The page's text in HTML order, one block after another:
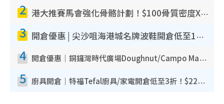
2 港大推賽馬會強化骨骼計劃！$100骨質密度X光檢查 完成免費運動訓練送超市禮券！附參加資格
3 開倉優惠 | 尖沙咀海港城名牌波鞋開倉低至1折！On鞋$899起／Joy&Peace鞋履$98起
4 開倉優惠｜銅鑼灣時代廣場Doughnut/Campo Marzio開倉低至1折！背囊、書包、手袋劈價$200起
5 廚具開倉｜特福Tefal廚具/家電開倉低至3折！$220起買平底鍋/炒鑊/湯煲！電飯煲/吸塵機/燙斗$418起